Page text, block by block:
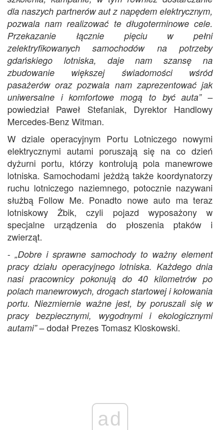
dla naszych partnerów aut z napędem elektrycznym,
pozwala nam realizować te długoterminowe cele.
Przekazanie łącznie pięciu w pełni
zelektryfikowanych samochodów na potrzeby
gdańskiego lotniska, daje nam szansę na
zbudowanie większej świadomości wśród
pasażerów oraz pozwala nam zaprezentować jak
uniwersalne i komfortowe mogą to być auta”–
powiedział Paweł Stefaniak, Dyrektor Handlowy
Mercedes-Benz Witman.
W dziale operacyjnym Portu Lotniczego nowymi
elektrycznymi autami poruszają się na co dzień
dyżurni portu, którzy kontrolują pola manewrowe
lotniska. Samochodami jeżdżą także koordynatorzy
ruchu lotniczego naziemnego, potocznie nazywani
służbą Follow Me. Ponadto nowe auto ma teraz
lotniskowy Żbik, czyli pojazd wyposażony w
specjalne urządzenia do płoszenia ptaków i
zwierząt.
- „Dobre i sprawne samochody to ważny element
pracy działu operacyjnego lotniska. Każdego dnia
nasi pracownicy pokonują do 40 kilometrów po
polach manewrowych, drogach startowej i kołowania
portu. Niezmiernie ważne jest, by poruszali się w
pracy bezpiecznymi, wygodnymi i ekologicznymi
autami”– dodał Prezes Tomasz Kloskowski.
ad